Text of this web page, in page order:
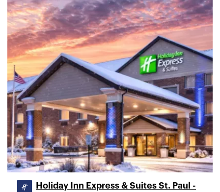
Holiday Inn Express & Suites St. Paul -